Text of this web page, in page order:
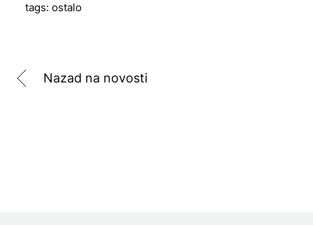
tags: ostalo
Nazad na novosti